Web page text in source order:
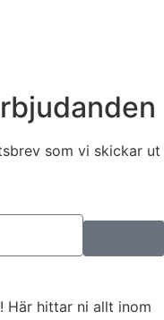
som vi skickar ut
Här hittar ni allt inom